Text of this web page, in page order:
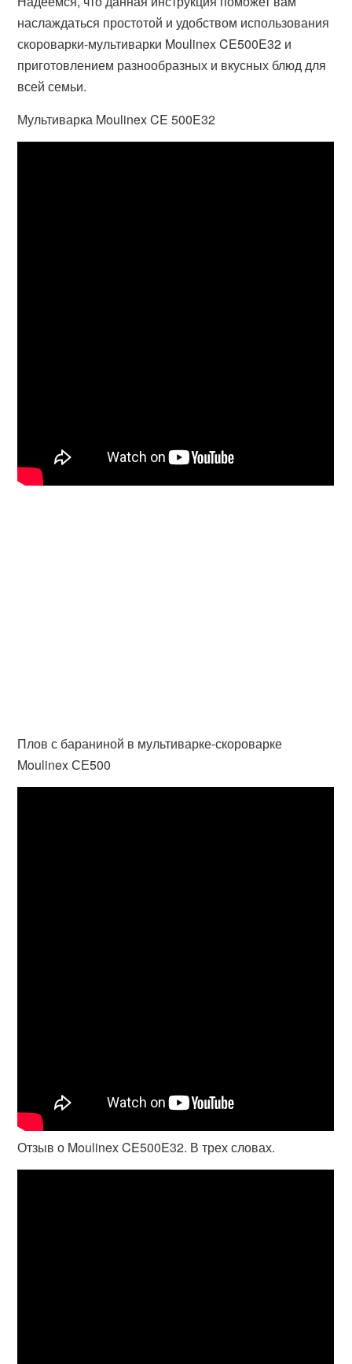
наслаждаться простотой и удобством использования
скороварки-мультиварки Moulinex CE500E32 и
приготовлением разнообразных и вкусных блюд для
всей семьи.
Мультиварка Moulinex CE 500E32
Плов с бараниной в мультиварке-скороварке
Moulinex СЕ500
Отзыв о Moulinex CE500E32. В трех словах.